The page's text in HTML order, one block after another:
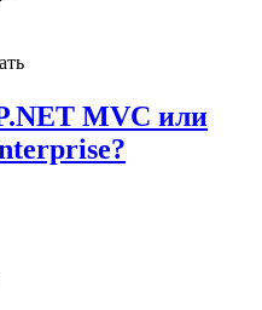
MVC или